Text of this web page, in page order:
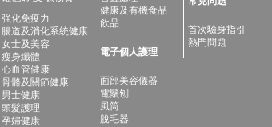
強化免疫力
腸道及消化系統健康
女士及美容
瘦身纖體
心血管健康
骨骼及關節健康
男士健康
頭髮護理
孕婦健康
健康及有機食品
飲品
電子個人護理
面部美容儀器
電鬚刨
風筒
脫毛器
首次驗身指引
熱門問題